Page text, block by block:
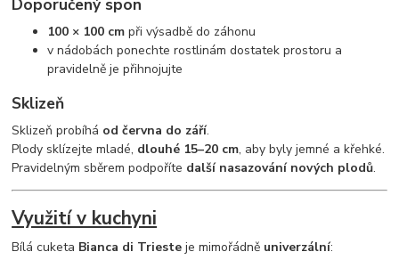
100 × 100 cm při výsadbě do záhonu
v nádobách ponechte rostlinám dostatek prostoru a
pravidelně je přihnojujte
Sklizeň
Sklizeň probíhá od června do září.
Plody sklízejte mladé, dlouhé 15–20 cm, aby byly jemné a křehké.
Pravidelným sběrem podpoříte další nasazování nových plodů.
Využití v kuchyni
Bílá cuketa Bianca di Trieste je mimořádně univerzální: